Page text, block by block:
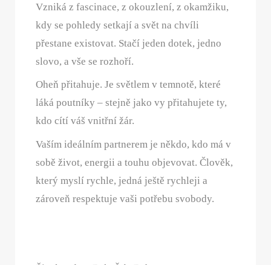
Vzniká z fascinace, z okouzlení, z okamžiku,
kdy se pohledy setkají a svět na chvíli
přestane existovat. Stačí jeden dotek, jedno
slovo, a vše se rozhoří.
Oheň přitahuje. Je světlem v temnotě, které
láká poutníky – stejně jako vy přitahujete ty,
kdo cítí váš vnitřní žár.
Vaším ideálním partnerem je někdo, kdo má v
sobě život, energii a touhu objevovat. Člověk,
který myslí rychle, jedná ještě rychleji a
zároveň respektuje vaši potřebu svobody.